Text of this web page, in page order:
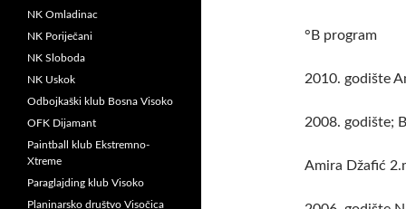
°B program
2010. godište
2008. godište;
Amira Džafić
NK Omladinac
NK Poriječani
NK Sloboda
NK Uskok
Odbojkaški klub Bosna Visoko
OFK Dijamant
Paintball klub Ekstremno-
Xtreme
Paraglajding klub Visoko
Planinarsko društvo Visočica